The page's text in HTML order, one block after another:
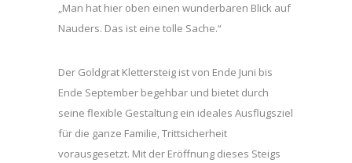
„Man hat hier oben einen wunderbaren Blick auf
Nauders. Das ist eine tolle Sache.“
Der Goldgrat Klettersteig ist von Ende Juni bis
Ende September begehbar und bietet durch
seine flexible Gestaltung ein ideales Ausflugsziel
für die ganze Familie, Trittsicherheit
vorausgesetzt. Mit der Eröffnung dieses Steigs